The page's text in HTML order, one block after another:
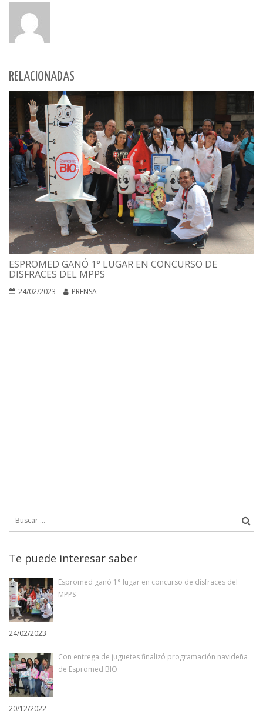
RELACIONADAS
ESPROMED GANÓ 1° LUGAR EN CONCURSO DE
DISFRACES DEL MPPS
24/02/2023 PRENSA
Te puede interesar saber
Espromed ganó 1° lugar en concurso de disfraces del
MPPS
24/02/2023
Con entrega de juguetes finalizó programación navideña
de Espromed BIO
20/12/2022